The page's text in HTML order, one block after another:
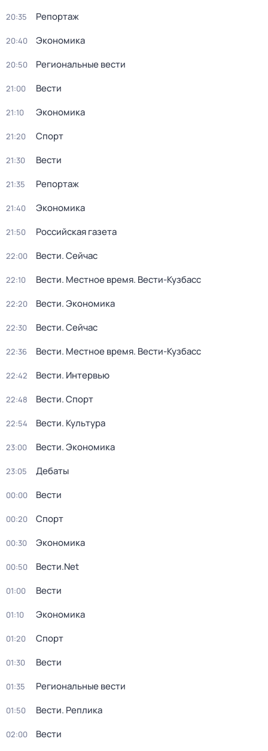
20:35 Репортаж
20:40 Экономика
20:50 Региональные вести
21:00 Вести
21:10 Экономика
21:20 Спорт
21:30 Вести
21:35 Репортаж
21:40 Экономика
21:50 Российская газета
22:00 Вести. Сейчас
22:10 Вести. Местное время. Вести-Кузбасс
22:20 Вести. Экономика
22:30 Вести. Сейчас
22:36 Вести. Местное время. Вести-Кузбасс
22:42 Вести. Интервью
22:48 Вести. Спорт
22:54 Вести. Культура
23:00 Вести. Экономика
23:05 Дебаты
00:00 Вести
00:20 Спорт
00:30 Экономика
00:50 Вести.Net
01:00 Вести
01:10 Экономика
01:20 Спорт
01:30 Вести
01:35 Региональные вести
01:50 Вести. Реплика
02:00 Вести